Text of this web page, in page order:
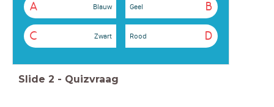
A Blauw B
Geel
C Zwart D
Rood
Slide 2 - Quizvraag